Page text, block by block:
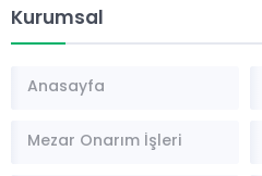
Kurumsal
Anasayfa
Mezar Onarım İşleri